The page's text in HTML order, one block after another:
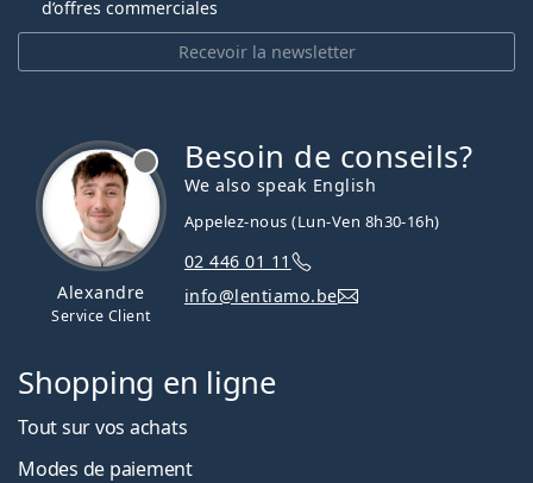
Recevoir la newsletter
d’offres commerciales
Alexandre
Service Client
Besoin de conseils?
We also speak English
Appelez-nous (Lun-Ven 8h30-16h)
02 446 01 11
info@lentiamo.be
Shopping en ligne
Tout sur vos achats
Modes de paiement